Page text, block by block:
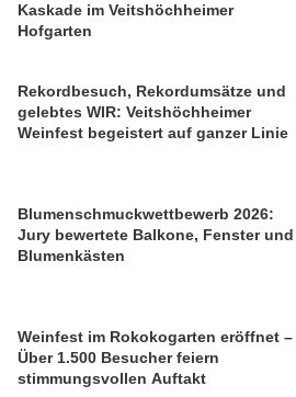
Kaskade im Veitshöchheimer
Hofgarten
Rekordbesuch, Rekordumsätze und
gelebtes WIR: Veitshöchheimer
Weinfest begeistert auf ganzer Linie
Blumenschmuckwettbewerb 2026:
Jury bewertete Balkone, Fenster und
Blumenkästen
Weinfest im Rokokogarten eröffnet –
Über 1.500 Besucher feiern
stimmungsvollen Auftakt